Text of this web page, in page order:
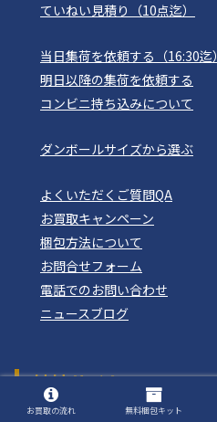
ていねい見積り（10点迄）
当日集荷を依頼する（16:30迄）
明日以降の集荷を依頼する
コンビニ持ち込みについて
ダンボールサイズから選ぶ
よくいただくご質問QA
お買取キャンペーン
梱包方法について
お問合せフォーム
電話でのお問い合わせ
ニュースブログ
姉妹サイト
おもちゃ買取ドットJP
お買取の流れ 無料梱包キット